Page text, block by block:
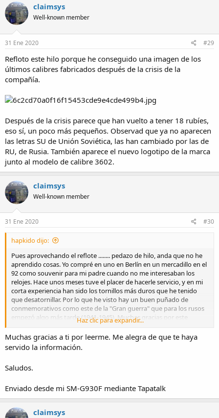
claimsys
Well-known member
31 Ene 2020 #29
Refloto este hilo porque he conseguido una imagen de los
últimos calibres fabricados después de la crisis de la
compañía.
Después de la crisis parece que han vuelto a tener 18 rubíes,
eso sí, un poco más pequeños. Observad que ya no aparecen
las letras SU de Unión Soviética, las han cambiado por las de
RU, de Rusia. También aparece el nuevo logotipo de la marca
junto al modelo de calibre 3602.
claimsys
Well-known member
31 Ene 2020 #30
hapkido dijo:
Pues aprovechando el reflote ........ pedazo de hilo, anda que no he
aprendido cosas. Yo compré en uno en Berlín en un mercadillo en el
92 como souvenir para mi padre cuando no me interesaban los
relojes. Hace unos meses tuve el placer de hacerle servicio, y en mi
corta experiencia han sido los tornillos más duros que he tenido
que desatornillar. Por lo que he visto hay un buen puñado de
conmemorativos como este de la "Gran guerra" que para los rusos
empezó algo más tarde (1941-1945). Muchas gracias por este
Haz clic para expandir...
Muchas gracias a ti por leerme. Me alegra de que te haya
servido la información.
Saludos.
Enviado desde mi SM-G930F mediante Tapatalk
claimsys